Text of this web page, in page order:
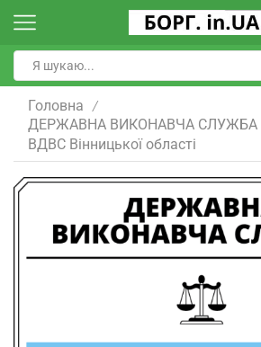
Головна /
ДЕРЖАВНА ВИКОНАВЧА СЛУЖБА
ВДВС Вінницької області